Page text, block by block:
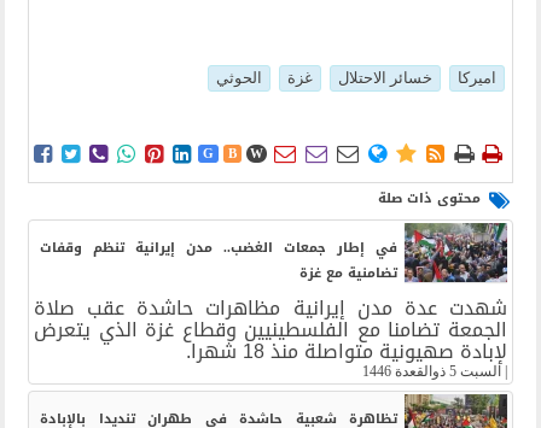
اميركا خسائر الاحتلال غزة الحوثي
      G B W        
محتوى ذات صلة
في إطار جمعات الغضب.. مدن إيرانية تنظم وقفات
تضامنية مع غزة
شهدت عدة مدن إيرانية مظاهرات حاشدة عقب صلاة
الجمعة تضامنا مع الفلسطينيين وقطاع غزة الذي يتعرض
لإبادة صهيونية متواصلة منذ 18 شهرا.
السبت 5 ذوالقعدة 1446
تظاهرة شعبية حاشدة في طهران تنديدا بالإبادة